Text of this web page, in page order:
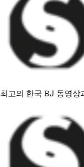
최고의 한국 BJ 동영상